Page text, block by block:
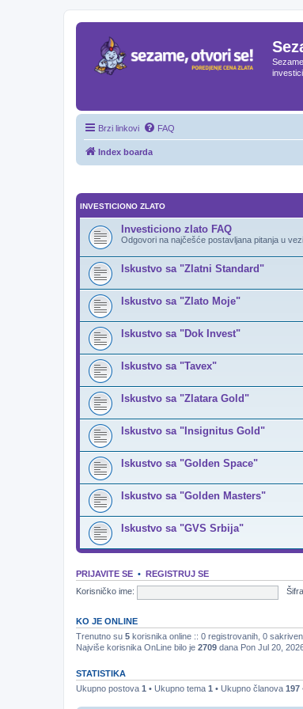
Brzi linkovi FAQ
Index boarda
INVESTICIONO ZLATO
Investiciono zlato FAQ
Odgovori na najčešće postavljana pitanja u
Iskustvo sa "Zlatni Standard"
Iskustvo sa "Zlato Moje"
Iskustvo sa "Dok Invest"
Iskustvo sa "Tavex"
Iskustvo sa "Zlatara Gold"
Iskustvo sa "Insignitus Gold"
Iskustvo sa "Golden Space"
Iskustvo sa "Golden Masters"
Iskustvo sa "GVS Srbija"
PRIJAVITE SE • REGISTRUJ SE
Korisničko ime:
KO JE ONLINE
Trenutno su 5 korisnika online :: 0 registrovanih, 0
Najviše korisnika OnLine bilo je 2709 dana Pon Jul 20,
STATISTIKA
Ukupno postova 1 • Ukupno tema 1 • Ukupno članova 197